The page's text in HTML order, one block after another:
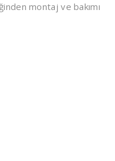
montaj ve bakımı